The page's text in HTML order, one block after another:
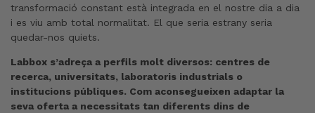
transformació constant està integrada en el nostre dia a dia
i es viu amb total normalitat. El que seria estrany seria
quedar-nos quiets.
Labbox s’adreça a perfils molt diversos: centres de
recerca, universitats, laboratoris industrials o
institucions públiques. Com aconsegueixen adaptar la
seva oferta a necessitats tan diferents dins de